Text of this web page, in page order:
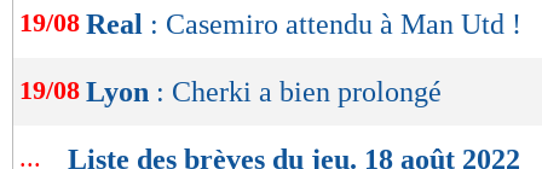
19/08 Real : Casemiro attendu à Man Utd !
19/08 Lyon : Cherki a bien prolongé
... Liste des brèves du jeu. 18 août 2022